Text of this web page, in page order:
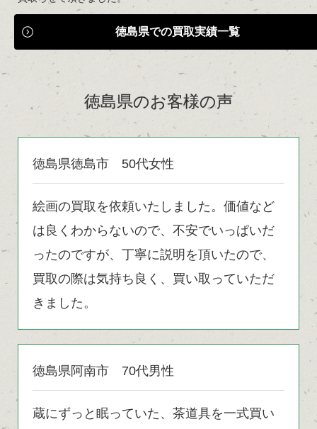
徳島県での買取実績一覧
徳島県のお客様の声
徳島県徳島市 50代女性
絵画の買取を依頼いたしました。価値など
は良くわからないので、不安でいっぱいだ
ったのですが、丁寧に説明を頂いたので、
買取の際は気持ち良く、買い取っていただ
きました。
徳島県阿南市 70代男性
蔵にずっと眠っていた、茶道具を一式買い